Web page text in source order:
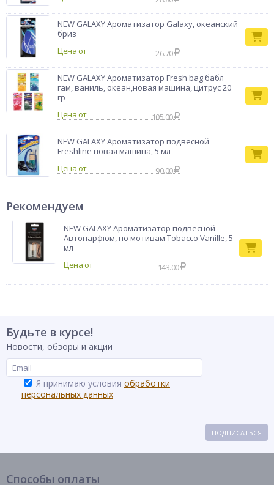
NEW GALAXY Ароматизатор Galaxy, океанский
бриз
Цена от
26.70
NEW GALAXY Ароматизатор Fresh bag бабл
гам, ваниль, океан,новая машина, цитрус 20
гр
Цена от
105.00
NEW GALAXY Ароматизатор подвесной
Freshline новая машина, 5 мл
Цена от
90.00
Рекомендуем
NEW GALAXY Ароматизатор подвесной
Автопарфюм, по мотивам Tobacco Vanille, 5
мл
143.00
Будьте в курсе!
Новости, обзоры и акции
Я принимаю условия обработки
персональных данных
ПОДПИСАТЬСЯ
Способы оплаты